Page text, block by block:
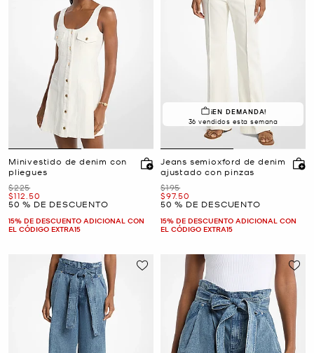
Minivestido de denim con
pliegues
Era
$225
Ahora
$112.50
50 % DE DESCUENTO
15% DE DESCUENTO ADICIONAL CON
EL CÓDIGO EXTRA15
¡EN DEMANDA!
36 vendidos esta semana
Jeans semioxford de denim
ajustado con pinzas
Era
$195
Ahora
$97.50
50 % DE DESCUENTO
15% DE DESCUENTO ADICIONAL CON
EL CÓDIGO EXTRA15